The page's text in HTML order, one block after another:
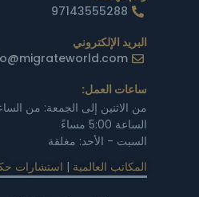
97143555288
البريد الإلكتروني
ساعات العمل:
الساعة 5:00 مساءً
السبت - الأحد: مغلقة
المكاتب العالمية | استشارات